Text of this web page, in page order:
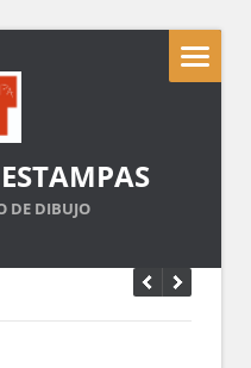
DE DIBUJO